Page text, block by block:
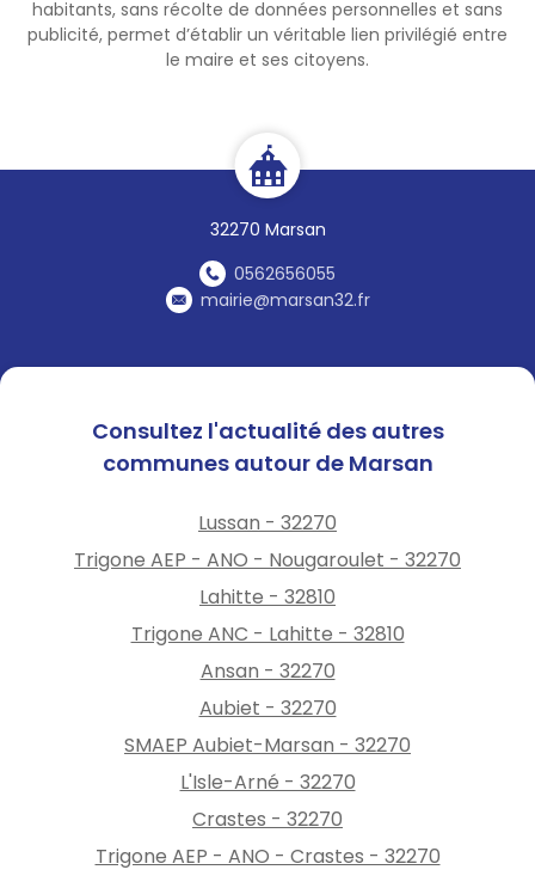
habitants, sans récolte de données personnelles et sans
publicité, permet d’établir un véritable lien privilégié entre
le maire et ses citoyens.
32270 Marsan
0562656055
mairie@marsan32.fr
Consultez l'actualité des autres
communes autour de Marsan
Lussan - 32270
Trigone AEP - ANO - Nougaroulet - 32270
Lahitte - 32810
Trigone ANC - Lahitte - 32810
Ansan - 32270
Aubiet - 32270
SMAEP Aubiet-Marsan - 32270
L'Isle-Arné - 32270
Crastes - 32270
Trigone AEP - ANO - Crastes - 32270